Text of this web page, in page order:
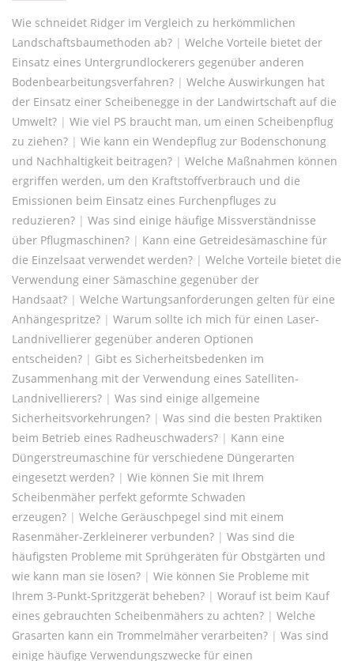
Wie schneidet Ridger im Vergleich zu herkömmlichen
Landschaftsbaumethoden ab? | Welche Vorteile bietet der
Einsatz eines Untergrundlockerers gegenüber anderen
Bodenbearbeitungsverfahren? | Welche Auswirkungen hat
der Einsatz einer Scheibenegge in der Landwirtschaft auf die
Umwelt? | Wie viel PS braucht man, um einen Scheibenpflug
zu ziehen? | Wie kann ein Wendepflug zur Bodenschonung
und Nachhaltigkeit beitragen? | Welche Maßnahmen können
ergriffen werden, um den Kraftstoffverbrauch und die
Emissionen beim Einsatz eines Furchenpfluges zu
reduzieren? | Was sind einige häufige Missverständnisse
über Pflugmaschinen? | Kann eine Getreidesämaschine für
die Einzelsaat verwendet werden? | Welche Vorteile bietet die
Verwendung einer Sämaschine gegenüber der
Handsaat? | Welche Wartungsanforderungen gelten für eine
Anhängespritze? | Warum sollte ich mich für einen Laser-
Landnivellierer gegenüber anderen Optionen
entscheiden? | Gibt es Sicherheitsbedenken im
Zusammenhang mit der Verwendung eines Satelliten-
Landnivellierers? | Was sind einige allgemeine
Sicherheitsvorkehrungen? | Was sind die besten Praktiken
beim Betrieb eines Radheuschwaders? | Kann eine
Düngerstreumaschine für verschiedene Düngerarten
eingesetzt werden? | Wie können Sie mit Ihrem
Scheibenmäher perfekt geformte Schwaden
erzeugen? | Welche Geräuschpegel sind mit einem
Rasenmäher-Zerkleinerer verbunden? | Was sind die
häufigsten Probleme mit Sprühgeräten für Obstgärten und
wie kann man sie lösen? | Wie können Sie Probleme mit
Ihrem 3-Punkt-Spritzgerät beheben? | Worauf ist beim Kauf
eines gebrauchten Scheibenmähers zu achten? | Welche
Grasarten kann ein Trommelmäher verarbeiten? | Was sind
einige häufige Verwendungszwecke für einen